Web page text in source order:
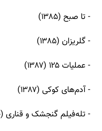
- تا صبح (۱۳۸۵)
- گلریزان (۱۳۸۵)
- عملیات ۱۲۵ (۱۳۸۷)
- آدم‌های کوکی (۱۳۸۷)
- تله‌فیلم گنجشک و قناری (۱۳۹۰)